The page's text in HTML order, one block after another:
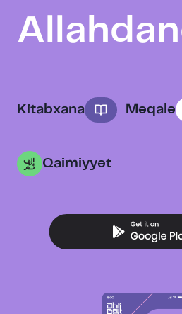
Kitabxana Məqalə
Qaimiyyət